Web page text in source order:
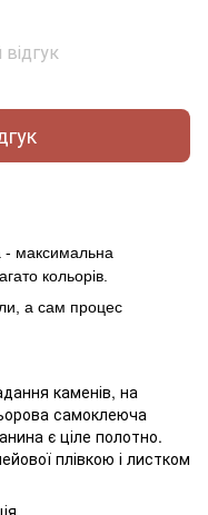
- максимальна
кольорів.
а сам процес
каменів, на
самоклеюча
є ціле полотно.
плівкою і листком